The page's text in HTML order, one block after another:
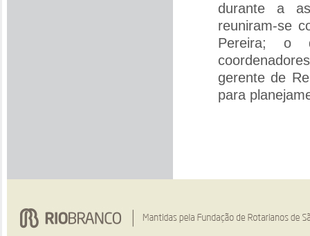
durante a
reuniram-se
Pereira; o
gerente de
para